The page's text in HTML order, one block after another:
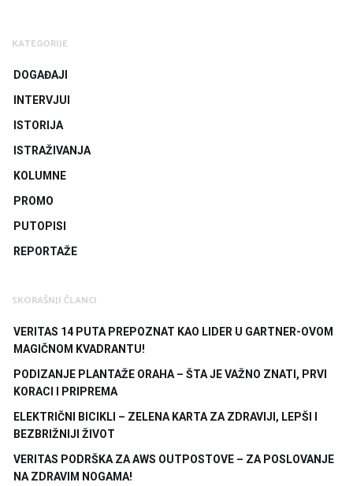
KATEGORIJE
DOGAĐAJI
INTERVJUI
ISTORIJA
ISTRAŽIVANJA
KOLUMNE
PROMO
PUTOPISI
REPORTAŽE
SKORAŠNJI ČLANCI
VERITAS 14 PUTA PREPOZNAT KAO LIDER U GARTNER-OVOM
MAGIČNOM KVADRANTU!
PODIZANJE PLANTAŽE ORAHA – ŠTA JE VAŽNO ZNATI, PRVI
KORACI I PRIPREMA
ELEKTRIČNI BICIKLI – ZELENA KARTA ZA ZDRAVIJI, LEPŠI I
BEZBRIŽNIJI ŽIVOT
VERITAS PODRŠKA ZA AWS OUTPOSTOVE – ZA POSLOVANJE
NA ZDRAVIM NOGAMA!